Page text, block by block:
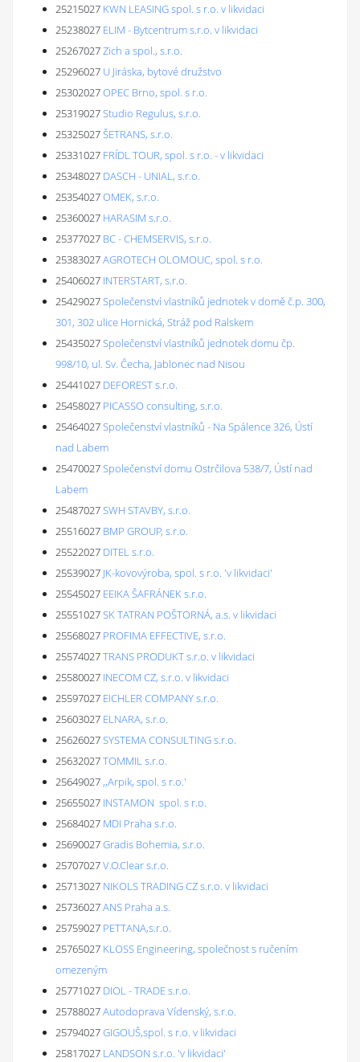
25215027 KWN LEASING spol. s r.o. v likvidaci
25238027 ELIM - Bytcentrum s.r.o. v likvidaci
25267027Zich a spol., s.r.o.
25296027 U Jiráska, bytové družstvo
25302027OPEC Brno, spol. s r.o.
25319027Studio Regulus, s.r.o.
25325027ŠETRANS, s.r.o.
25331027 FRÍDL TOUR, spol. s r.o. - v likvidaci
25348027 DASCH - UNIAL, s.r.o.
25354027OMEK, s.r.o.
25360027 HARASIM s.r.o.
25377027 BC - CHEMSERVIS, s.r.o.
25383027AGROTECH OLOMOUC, spol. s r.o.
25406027 INTERSTART, s.r.o.
25429027Společenství vlastníků jednotek v domě č.p. 300,
301, 302 ulice Hornická, Stráž pod Ralskem
25435027Společenství vlastníků jednotek domu čp.
998/10, ul. Sv. Čecha, Jablonec nad Nisou
25441027 DEFOREST s.r.o.
25458027 PICASSO consulting, s.r.o.
25464027Společenství vlastníků - Na Spálence 326, Ústí
nad Labem
25470027Společenství domu Ostrčilova 538/7, Ústí nad
Labem
25487027SWH STAVBY, s.r.o.
25516027 BMP GROUP, s.r.o.
25522027 DITEL s.r.o.
25539027 JK-kovovýroba, spol. s r.o. 'v likvidaci'
25545027 EEIKA ŠAFRÁNEK s.r.o.
25551027SK TATRAN POŠTORNÁ, a.s. v likvidaci
25568027 PROFIMA EFFECTIVE, s.r.o.
25574027TRANS PRODUKT s.r.o. v likvidaci
25580027 INECOM CZ, s.r.o. v likvidaci
25597027 EICHLER COMPANY s.r.o.
25603027 ELNARA, s.r.o.
25626027SYSTEMA CONSULTING s.r.o.
25632027TOMMIL s.r.o.
25649027 ,,Arpik, spol. s r.o.'
25655027 INSTAMON spol. s r.o.
25684027 MDI Praha s.r.o.
25690027Gradis Bohemia, s.r.o.
25707027V.O.Clear s.r.o.
25713027 NIKOLS TRADING CZ s.r.o. v likvidaci
25736027ANS Praha a.s.
25759027 PETTANA,s.r.o.
25765027 KLOSS Engineering, společnost s ručením
omezeným
25771027 DIOL - TRADE s.r.o.
25788027Autodoprava Vídenský, s.r.o.
25794027GIGOUŠ,spol. s r.o. v likvidaci
25817027 LANDSON s.r.o. 'v likvidaci'